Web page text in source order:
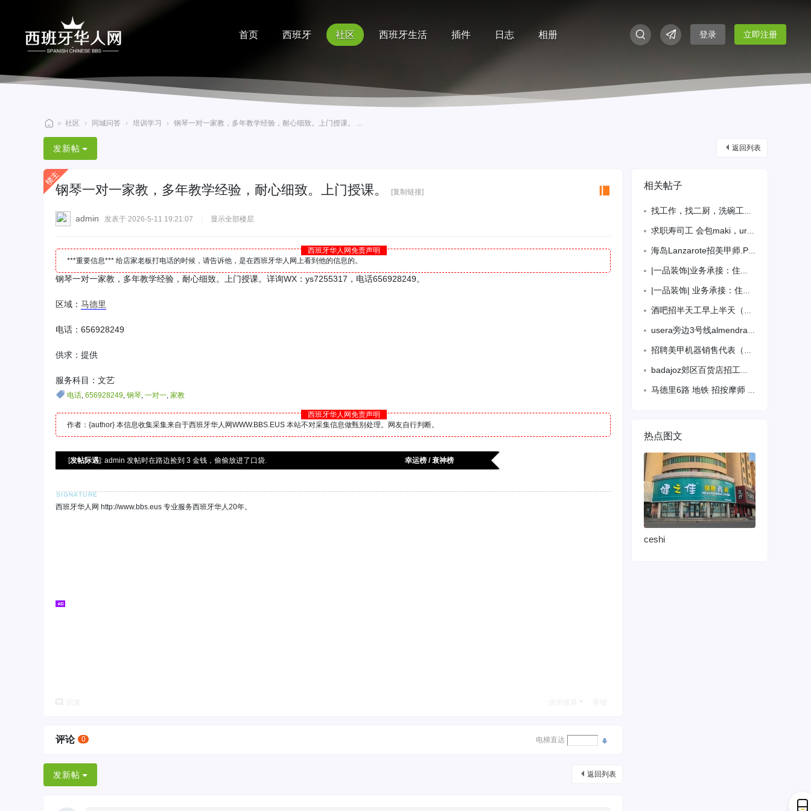
首页 西班牙 社区 西班牙生活 插件 日志 相册 登录 立即注册
西
班
牙
华
» 社区 › 同城问答 › 培训学习 › 钢琴一对一家教，多年教学经验，耐心细致。上门授课。 ...
返回列表
发新帖
钢琴一对一家教，多年教学经验，耐心细致。上门授课。 [复制链接]
admin 发表于 2026-5-11 19:21:07 显示全部楼层
西班牙华人网免责声明
***重要信息*** 给店家老板打电话的时候，请告诉他，是在西班牙华人网上看到他的信息的。
钢琴一对一家教，多年教学经验，耐心细致。上门授课。详询WX：ys7255317，电话656928249。
区域： 马德里
电话：656928249
供求：提供
服务科目：文艺
电话, 656928249, 钢琴, 一对一, 家教
西班牙华人网免责声明
作者：{author} 本信息收集采集来自于西班牙华人网WWW.BBS.EUS 本站不对采集信息做甄别处理。网友自行判断。
[发帖际遇]: admin 发帖时在路边捡到 3 金钱，偷偷放进了口袋. 幸运榜 / 衰神榜
西班牙华人网 http://www.bbs.eus 专业服务西班牙华人20年。
评论 0 电梯直达
返回列表
发新帖
相关帖子
找工作，找二厨，洗碗工，什么都可以做，本人青田人。电话688145888
求职寿司工 会包maki，uramaki，能独立出餐。无居留，有需要的老板请电
海岛Lanzarote招美甲师.Puerto del carmen海边一线游客区
|一品装饰|业务承接：住家，超市，百元店，美甲店，办公室酒店，酒吧，餐馆，旧房改造
|一品装饰| 业务承接：住家，超市，百元店，美甲店，办公室酒店，酒吧，餐馆，旧房改造
酒吧招半天工早上半天（负责吧台内工作） 电话603169362（微信同号）
usera旁边3号线almendrales地铁口，离地铁站1分钟，有女大单间出租
招聘美甲机器销售代表（地推）
badajoz郊区百货店招工有无经验没关系。可以电话或微信联系待遇方面。WX：
马德里6路 地铁 招按摩师 有经验 会美甲优先 电话联系 614147709
热点图文
ceshi